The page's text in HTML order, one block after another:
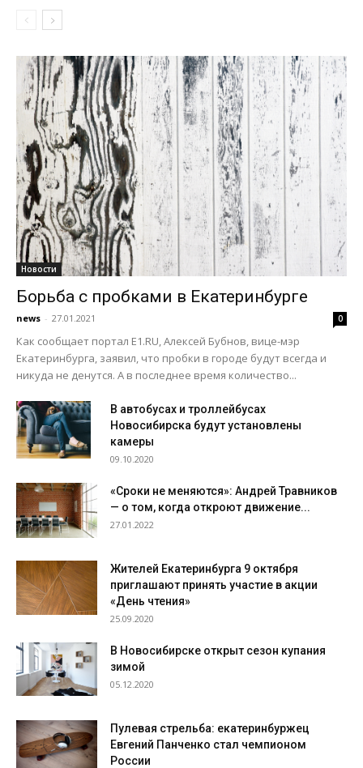
Новости
Борьба с пробками в Екатеринбурге
news - 27.01.2021 0
Как сообщает портал Е1.RU, Алексей Бубнов, вице-мэр
Екатеринбурга, заявил, что пробки в городе будут всегда и
никуда не денутся. А в последнее время количество...
В автобусах и троллейбусах
Новосибирска будут установлены
камеры
09.10.2020
«Сроки не меняются»: Андрей Травников
— о том, когда откроют движение...
27.01.2022
Жителей Екатеринбурга 9 октября
приглашают принять участие в акции
«День чтения»
25.09.2020
В Новосибирске открыт сезон купания
зимой
05.12.2020
Пулевая стрельба: екатеринбуржец
Евгений Панченко стал чемпионом
России